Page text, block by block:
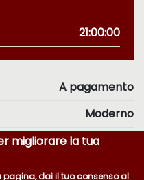
21:00:00
A pagamento
Moderno
migliorare la tua
dai il tuo consenso al